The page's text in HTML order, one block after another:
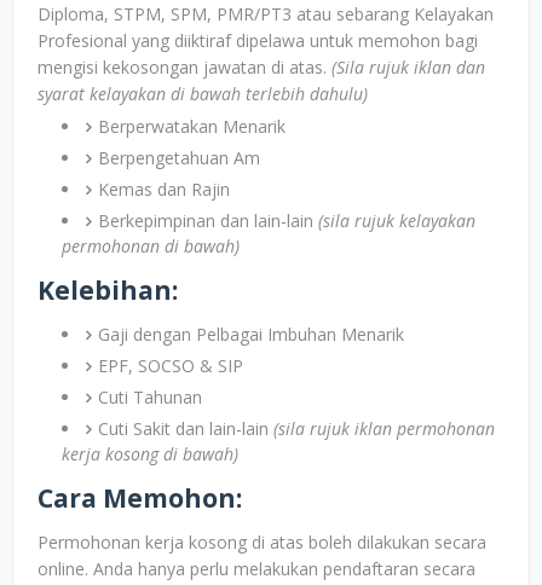
Diploma, STPM, SPM, PMR/PT3 atau sebarang Kelayakan
Profesional yang diiktiraf dipelawa untuk memohon bagi
mengisi kekosongan jawatan di atas. (Sila rujuk iklan dan
syarat kelayakan di bawah terlebih dahulu)
Berperwatakan Menarik
Berpengetahuan Am
Kemas dan Rajin
Berkepimpinan dan lain-lain (sila rujuk kelayakan
permohonan di bawah)
Kelebihan:
Gaji dengan Pelbagai Imbuhan Menarik
EPF, SOCSO & SIP
Cuti Tahunan
Cuti Sakit dan lain-lain (sila rujuk iklan permohonan
kerja kosong di bawah)
Cara Memohon:
Permohonan kerja kosong di atas boleh dilakukan secara
online. Anda hanya perlu melakukan pendaftaran secara